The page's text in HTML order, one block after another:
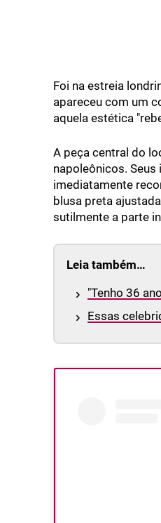
Foi na estreia
apareceu com um
aquela estética
A peça central do
napoleônicos.
imediatamente
blusa preta
sutilmente a parte
Leia também…
"Tenho 36
Essas